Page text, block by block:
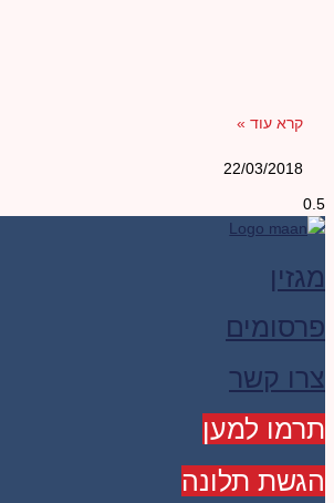
קרא עוד »
22/03/2018
מגזין
פרסומים
צרו קשר
תרמו למען
הגשת תלונה